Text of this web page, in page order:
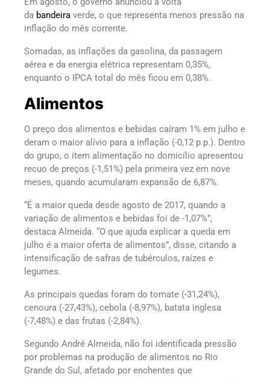
da bandeira verde, o que representa menos pressão na
inflação do mês corrente.
Somadas, as inflações da gasolina, da passagem
aérea e da energia elétrica representam 0,35%,
enquanto o IPCA total do mês ficou em 0,38%.
Alimentos
O preço dos alimentos e bebidas caíram 1% em julho e
deram o maior alívio para a inflação (-0,12 p.p.). Dentro
do grupo, o item alimentação no domicílio apresentou
recuo de preços (-1,51%) pela primeira vez em nove
meses, quando acumularam expansão de 6,87%.
“É a maior queda desde agosto de 2017, quando a
variação de alimentos e bebidas foi de -1,07%”,
destaca Almeida. “O que ajuda explicar a queda em
julho é a maior oferta de alimentos”, disse, citando a
intensificação de safras de tubérculos, raízes e
legumes.
As principais quedas foram do tomate (-31,24%),
cenoura (-27,43%), cebola (-8,97%), batata inglesa
(-7,48%) e das frutas (-2,84%).
Segundo André Almeida, não foi identificada pressão
por problemas na produção de alimentos no Rio
Grande do Sul, afetado por enchentes que